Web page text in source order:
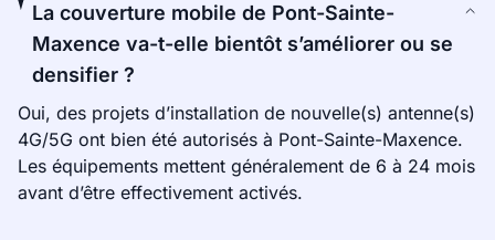
La couverture mobile de Pont-Sainte-
Maxence va-t-elle bientôt s’améliorer ou se
densifier ?
Oui, des projets d’installation de nouvelle(s) antenne(s)
4G/5G ont bien été autorisés à Pont-Sainte-Maxence.
Les équipements mettent généralement de 6 à 24 mois
avant d’être effectivement activés.